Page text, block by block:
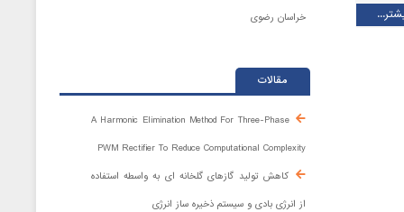
خراسان رضوی
مقالات
A Harmonic Elimination Method For Three-Phase
PWM Rectifier To Reduce Computational Complexity
کاهش تولید گازهای گلخانه ای به واسطه استفاده
از انرژی بادی و سیستم ذخیره ساز انرژی